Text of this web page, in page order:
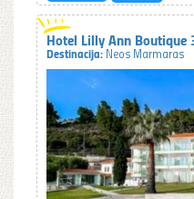
Hotel Lilly Ann Boutique
Destinacija: Neos Marmaras